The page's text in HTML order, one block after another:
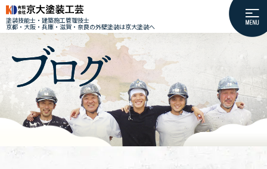
塗装技能士・建築施工管理技士
京都・大阪・兵庫・滋賀・奈良の外壁塗装は京大塗装へ